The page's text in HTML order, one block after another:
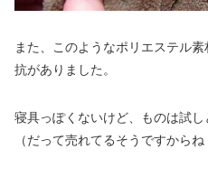
また、このようなポリエステル
抗がありました。
寝具っぽくないけど、ものは試し
（だって売れてるそうですからね